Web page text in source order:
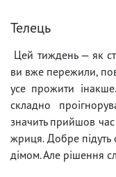
Телець
Цей тиждень — як
ви вже пережили,
усе прожити
складно
значить прийшов час
жриця. Добре підуть
дімом. Але рішення